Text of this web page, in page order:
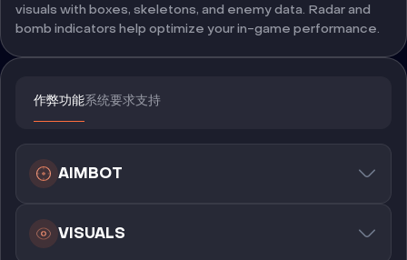
visuals with boxes, skeletons, and enemy data. Radar and
bomb indicators help optimize your in-game performance.
作弊功能系统要求支持
AIMBOT
VISUALS